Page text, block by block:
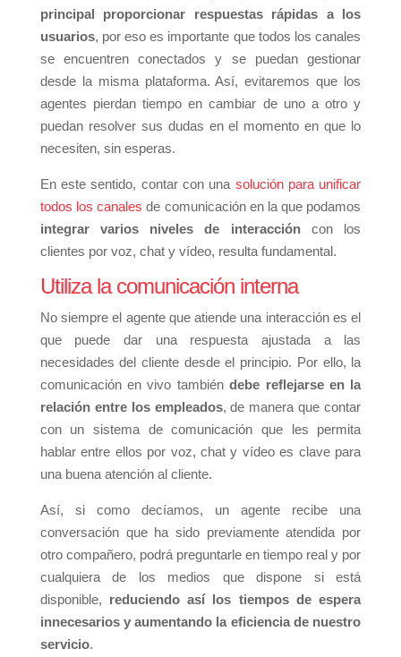
principal proporcionar respuestas rápidas a los
usuarios, por eso es importante que todos los canales
se encuentren conectados y se puedan gestionar
desde la misma plataforma. Así, evitaremos que los
agentes pierdan tiempo en cambiar de uno a otro y
puedan resolver sus dudas en el momento en que lo
necesiten, sin esperas.
En este sentido, contar con una solución para unificar
todos los canales de comunicación en la que podamos
integrar varios niveles de interaccióncon los
clientes por voz, chat y vídeo, resulta fundamental.
Utiliza la comunicación interna
No siempre el agente que atiende una interacción es el
que puede dar una respuesta ajustada a las
necesidades del cliente desde el principio. Por ello, la
comunicación en vivo tambiéndebe reflejarse en la
relación entre los empleados, de manera que contar
con un sistema de comunicación que les permita
hablar entre ellos por voz, chat y vídeo es clave para
una buena atención al cliente.
Así, si como decíamos, un agente recibe una
conversación que ha sido previamente atendida por
otro compañero, podrá preguntarle en tiempo real y por
cualquiera de los medios que dispone si está
disponible, reduciendo así los tiempos de espera
innecesarios y aumentando la eficiencia de nuestro
servicio.